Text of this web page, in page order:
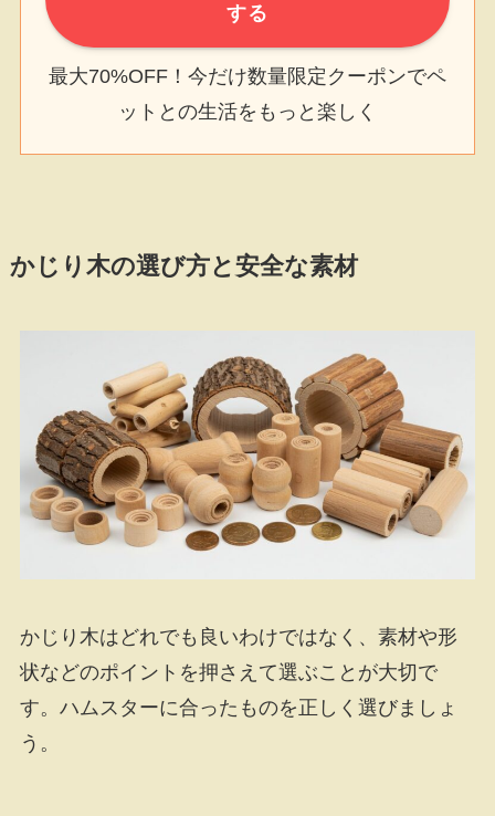
する
最大70%OFF！今だけ数量限定クーポンでペ
ットとの生活をもっと楽しく
かじり木の選び方と安全な素材
かじり木はどれでも良いわけではなく、素材や形
状などのポイントを押さえて選ぶことが大切で
す。ハムスターに合ったものを正しく選びましょ
う。